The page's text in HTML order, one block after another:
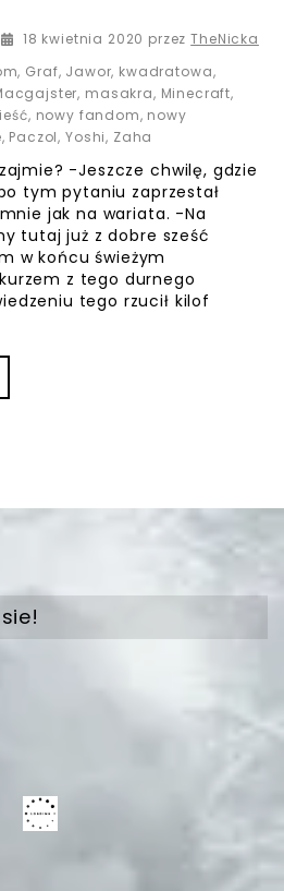
18 kwietnia 2020 17 maja 2020
przezTheNicka
, Graf, Jawor, kwadratowa,
, masakra, Minecraft,
, nowy fandom, nowy
, Paczol,Yoshi, Zaha
-Jeszcze chwilę, gdzie
tym pytaniu zaprzestał
jak na wariata. -Na
tutaj już z dobre sześć
w końcu świeżym
z tego durnego
tego rzucił kilof